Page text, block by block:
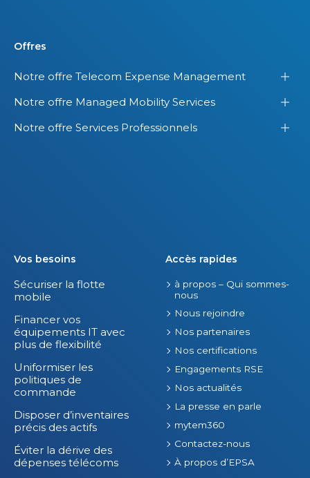
Offres
Notre offre Telecom Expense Management
Notre offre Managed Mobility Services
Notre offre Services Professionnels
Vos besoins
Sécuriser la flotte
mobile
Financer vos
équipements IT avec
plus de flexibilité
Uniformiser les
politiques de
commande
Disposer d’inventaires
précis des actifs
Éviter la dérive des
dépenses télécoms
Accès rapides
à propos – Qui sommes-
nous
Nous rejoindre
Nos partenaires
Nos certifications
Engagements RSE
Nos actualités
La presse en parle
mytem360
Contactez-nous
À propos d’EPSA